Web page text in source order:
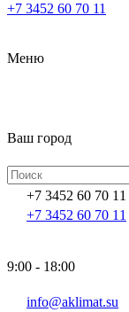
+7 3452 60 70 11
Меню
Ваш город
+7 3452 60 70 11
+7 3452 60 70 11
9:00 - 18:00
info@aklimat.su